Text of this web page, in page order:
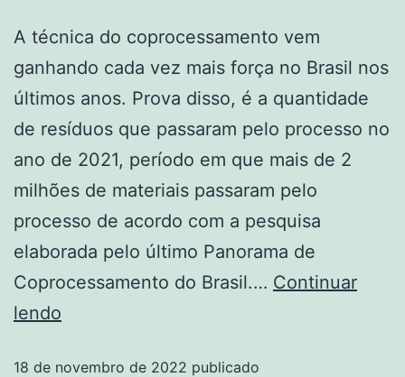
A técnica do coprocessamento vem
ganhando cada vez mais força no Brasil nos
últimos anos. Prova disso, é a quantidade
de resíduos que passaram pelo processo no
ano de 2021, período em que mais de 2
milhões de materiais passaram pelo
processo de acordo com a pesquisa
elaborada pelo último Panorama de
Coprocessamento do Brasil.… Continuar
lendo
18 de novembro de 2022 publicado